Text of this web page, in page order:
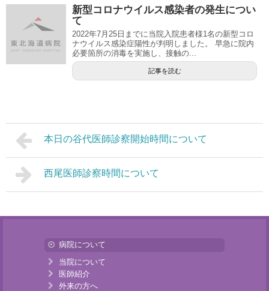
新型コロナウイルス感染者の発生につい
て
2022年7月25日までに当院入院患者様1名の新型コロ
ナウイルス感染症陽性が判明しました。 早急に院内
必要箇所の消毒を実施し、接触の...
記事を読む
本日の谷代医師診察開始時間について
西尾医師診察時間について
病院について
当院について
医師紹介
外来の方へ